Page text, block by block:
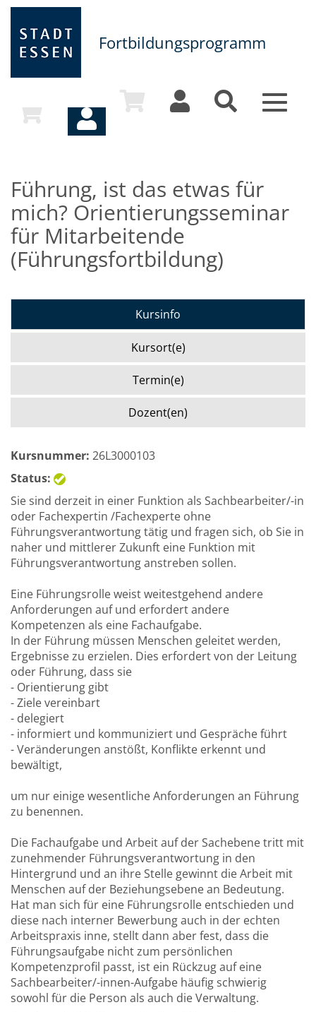
Fortbildungsprogramm
Toggle
Führung, ist das etwas für
mich? Orientierungsseminar
für Mitarbeitende
(Führungsfortbildung)
Kursinfo
Kursort(e)
Termin(e)
Dozent(en)
Kursnummer: 26L3000103
Status:
Sie sind derzeit in einer Funktion als Sachbearbeiter/-in
oder Fachexpertin /Fachexperte ohne
Führungsverantwortung tätig und fragen sich, ob Sie in
naher und mittlerer Zukunft eine Funktion mit
Führungsverantwortung anstreben sollen.
Eine Führungsrolle weist weitestgehend andere
Anforderungen auf und erfordert andere
Kompetenzen als eine Fachaufgabe.
In der Führung müssen Menschen geleitet werden,
Ergebnisse zu erzielen. Dies erfordert von der Leitung
oder Führung, dass sie
- Orientierung gibt
- Ziele vereinbart
- delegiert
- informiert und kommuniziert und Gespräche führt
- Veränderungen anstößt, Konflikte erkennt und
bewältigt,
um nur einige wesentliche Anforderungen an Führung
zu benennen.
Die Fachaufgabe und Arbeit auf der Sachebene tritt mit
zunehmender Führungsverantwortung in den
Hintergrund und an ihre Stelle gewinnt die Arbeit mit
Menschen auf der Beziehungsebene an Bedeutung.
Hat man sich für eine Führungsrolle entschieden und
diese nach interner Bewerbung auch in der echten
Arbeitspraxis inne, stellt dann aber fest, dass die
Führungsaufgabe nicht zum persönlichen
Kompetenzprofil passt, ist ein Rückzug auf eine
Sachbearbeiter/-innen-Aufgabe häufig schwierig
sowohl für die Person als auch die Verwaltung.